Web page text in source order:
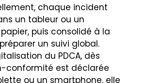
chaque incident
un tableur ou un
puis consolidé à la
un suivi global.
du PDCA, dès
conformité est déclarée
ou un smartphone, elle